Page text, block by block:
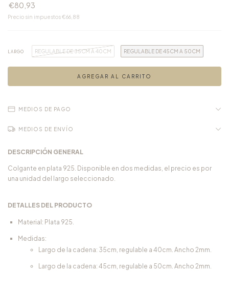
€80,93
Precio sin impuestos€66,88
LARGO REGULABLE DE 35CM A 40CM REGULABLE DE 45CM A 50CM
MEDIOS DE PAGO
MEDIOS DE ENVÍO
DESCRIPCIÓN GENERAL
Colgante en plata 925. Disponible en dos medidas, el precio es por
una unidad del largo seleccionado.
DETALLES DEL PRODUCTO
Material: Plata 925.
Medidas:
Largo de la cadena: 35cm, regulable a 40cm. Ancho 2mm.
Largo de la cadena: 45cm, regulable a 50cm. Ancho 2mm.